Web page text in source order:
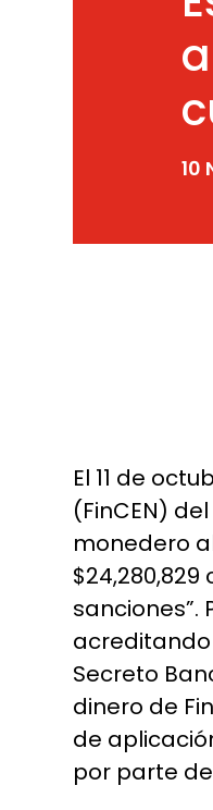
10
El 11 de
(FinCEN)
monedero
sanciones”.
acreditando
Secreto
dinero de
de
por parte